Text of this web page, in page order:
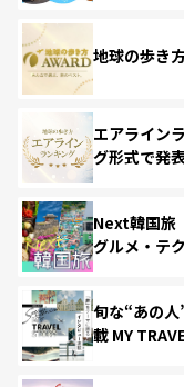
地球の歩き
エアライン
グ形式で発
Next韓国旅
グルメ・テ
旬な“あの
載 MY